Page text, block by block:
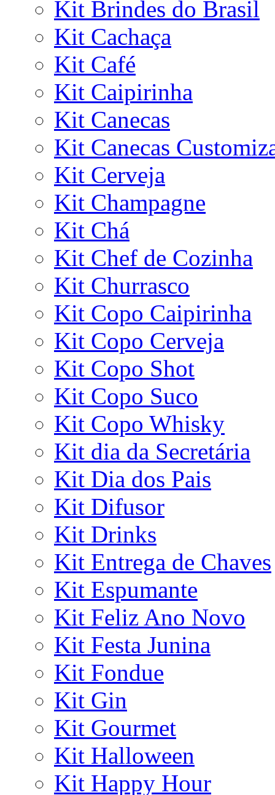
Kit Brindes do Brasil
Kit Cachaça
Kit Café
Kit Caipirinha
Kit Canecas
Kit Canecas
Kit Cerveja
Kit Champagne
Kit Chá
Kit Chef de Cozinha
Kit Churrasco
Kit Copo Caipirinha
Kit Copo Cerveja
Kit Copo Shot
Kit Copo Suco
Kit Copo Whisky
Kit dia da Secretária
Kit Dia dos Pais
Kit Difusor
Kit Drinks
Kit Entrega de Chaves
Kit Espumante
Kit Feliz Ano Novo
Kit Festa Junina
Kit Fondue
Kit Gin
Kit Gourmet
Kit Halloween
Kit Happy Hour